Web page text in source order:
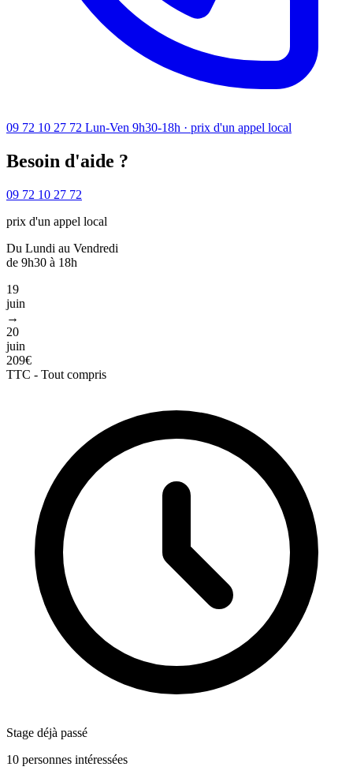
09 72 10 27 72 Lun-Ven 9h30-18h · prix d'un appel local
Besoin d'aide ?
09 72 10 27 72
prix d'un appel local
Du Lundi au Vendredi
de 9h30 à 18h
19
juin
→
20
juin
209€
TTC - Tout compris
Stage déjà passé
10 personnes intéressées